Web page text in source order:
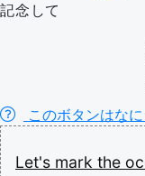
記念して
このボタンはなに
Let's mark the